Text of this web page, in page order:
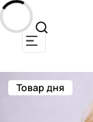
Товар дня